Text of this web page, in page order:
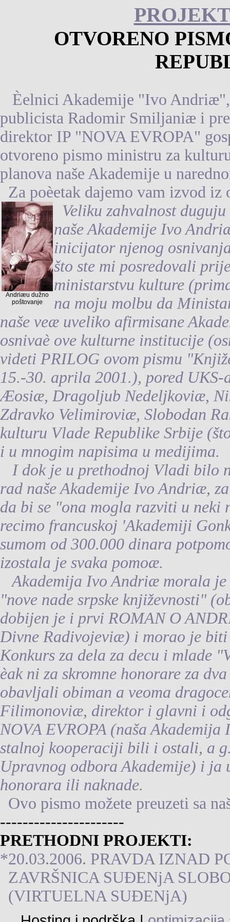
OTVORENO
Èelnici Akademije "Ivo
publicista Radomir Smiljaniæ i
direktor IP "NOVA EVROPA"
otvoreno pismo ministru za
planova naše Akademije u
Za poèetak dajemo vam izvod iz
Andriæu dužno
poštovanje
Veliku zahvalnost
naše Akademije Ivo
inicijator njenog
što ste mi posredovali
ministarstvu kulture
na moju molbu da
naše veæ uveliko afirmisane
osnivaè ove kulturne institucije
videti PRILOG ovom pismu
15.-30. aprila 2001.), pored
Æosiæ, Dragoljub Nedeljkoviæ,
Zdravko Velimiroviæ, Slobodan
kulturu Vlade Republike Srbije
i u mnogim napisima u medijima.
I dok je u prethodnoj Vladi bilo
rad naše Akademije Ivo Andriæ,
da bi se "ona mogla razviti u neki
recimo francuskoj 'Akademiji
sumom od 300.000 dinara
izostala je svaka pomoæ.
Akademija Ivo Andriæ morala je
"nove nade srpske književnosti"
dobijen je i prvi ROMAN O
Divne Radivojeviæ) i morao je biti
Konkurs za dela za decu i mlade
èak ni za skromne honorare za
obavljali obiman a veoma
Filimonoviæ, direktor i glavni i
NOVA EVROPA (naša
stalnoj kooperaciji bili i ostali, a
Upravnog odbora Akademije) i
honorara ili naknade.
Ovo pismo možete preuzeti sa
----------------------
PRETHODNI PROJEKTI:
*20.03.2006. PRAVDA IZNAD
ZAVRŠNICA SUÐENjA
(VIRTUELNA SUÐENjA)